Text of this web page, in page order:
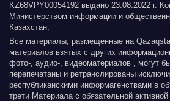
KZ68VPY00054192 выдано 23.08.2022 г.
Министерством информации и
Казахстан;
Все материалы, размещенные на
материалов взятых с других
фото-, аудио-, видеоматериалов , могут
перепечатаны и ретранслированы
республиканскими информагенствами в
трети Материала с обязательной